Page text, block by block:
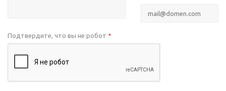
Подтвердите, что вы не робот *